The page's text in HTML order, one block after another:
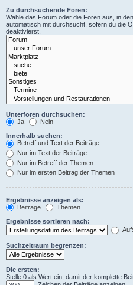
Zu durchsuchende Foren:
Wähle das Forum oder die Foren aus, in
automatisch mit durchsucht, sofern du die
deaktivierst.
Unterforen durchsuchen:
Ja
Nein
Innerhalb suchen:
Betreff und Text der Beiträge
Nur im Text der Beiträge
Nur im Betreff der Themen
Nur im ersten Beitrag der Themen
Ergebnisse anzeigen als:
Beiträge
Themen
Ergebnisse sortieren nach:
Suchzeitraum begrenzen:
Die ersten:
Stelle 0 als Wert ein, damit der komplette